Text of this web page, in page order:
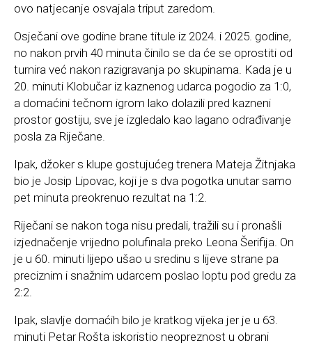
ovo natjecanje osvajala triput zaredom.
Osječani ove godine brane titule iz 2024. i 2025. godine,
no nakon prvih 40 minuta činilo se da će se oprostiti od
turnira već nakon razigravanja po skupinama. Kada je u
20. minuti Klobučar iz kaznenog udarca pogodio za 1:0,
a domaćini tečnom igrom lako dolazili pred kazneni
prostor gostiju, sve je izgledalo kao lagano odrađivanje
posla za Riječane.
Ipak, džoker s klupe gostujućeg trenera Mateja Žitnjaka
bio je Josip Lipovac, koji je s dva pogotka unutar samo
pet minuta preokrenuo rezultat na 1:2.
Riječani se nakon toga nisu predali, tražili su i pronašli
izjednačenje vrijedno polufinala preko Leona Šerifija. On
je u 60. minuti lijepo ušao u sredinu s lijeve strane pa
preciznim i snažnim udarcem poslao loptu pod gredu za
2:2.
Ipak, slavlje domaćih bilo je kratkog vijeka jer je u 63.
minuti Petar Rošta iskoristio neopreznost u obrani